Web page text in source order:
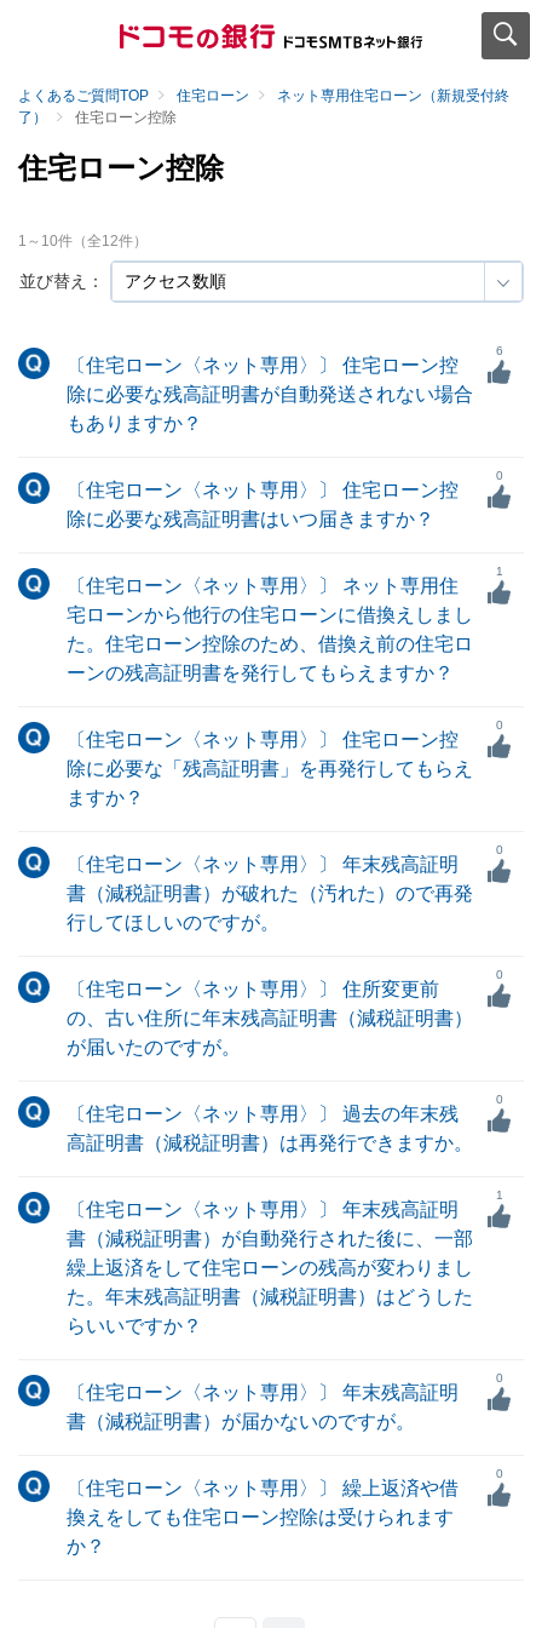
よくあるご質問TOP 住宅ローン
ネット専用住宅ローン（新規受付終
了）
住宅ローン控除
住宅ローン控除
並び替え：
1 ～ 10件（全12件）
〔住宅ローン〈ネット専用〉〕 住宅ローン控
除に必要な残高証明書が自動発送されない場合
もありますか？
6
〔住宅ローン〈ネット専用〉〕 住宅ローン控
除に必要な残高証明書はいつ届きますか？
0
〔住宅ローン〈ネット専用〉〕 ネット専用住
宅ローンから他行の住宅ローンに借換えしまし
た。住宅ローン控除のため、借換え前の住宅ロ
ーンの残高証明書を発行してもらえますか？
1
〔住宅ローン〈ネット専用〉〕 住宅ローン控
除に必要な「残高証明書」を再発行してもらえ
ますか？
0
〔住宅ローン〈ネット専用〉〕 年末残高証明
書（減税証明書）が破れた（汚れた）ので再発
行してほしいのですが。
0
〔住宅ローン〈ネット専用〉〕 住所変更前
の、古い住所に年末残高証明書（減税証明書）
が届いたのですが。
0
〔住宅ローン〈ネット専用〉〕 過去の年末残
高証明書（減税証明書）は再発行できますか。
0
〔住宅ローン〈ネット専用〉〕 年末残高証明
書（減税証明書）が自動発行された後に、一部
繰上返済をして住宅ローンの残高が変わりまし
た。年末残高証明書（減税証明書）はどうした
らいいですか？
1
〔住宅ローン〈ネット専用〉〕 年末残高証明
書（減税証明書）が届かないのですが。
0
〔住宅ローン〈ネット専用〉〕 繰上返済や借
換えをしても住宅ローン控除は受けられます
か？
0